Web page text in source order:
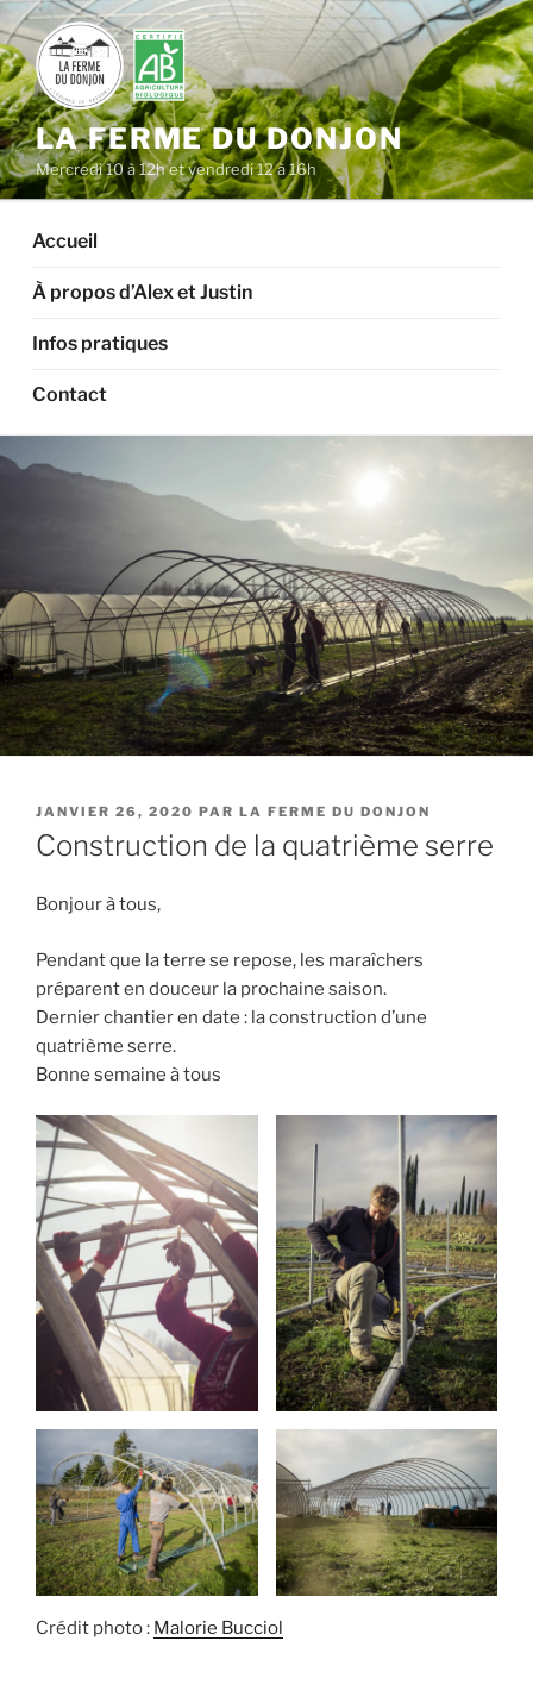
Aller
au
contenu
principal
LA FERME DU DONJON
Mercredi 10 à 12h et vendredi 12 à 16h
Accueil
À propos d’Alex et Justin
Infos pratiques
Contact
PUBLIÉ
LE
JANVIER 26, 2020 PAR LA FERME DU DONJON
Construction de la quatrième serre
Bonjour à tous,
Pendant que la terre se repose, les maraîchers
préparent en douceur la prochaine saison.
Dernier chantier en date : la construction d’une
quatrième serre.
Bonne semaine à tous
Crédit photo : Malorie Bucciol